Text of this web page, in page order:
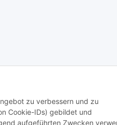
zu verbessern und zu
Cookie-IDs) gebildet und
aufgeführten Zwecken